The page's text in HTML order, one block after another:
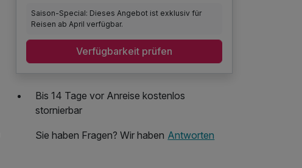
Saison-Special: Dieses Angebot ist exklusiv für
Reisen ab April verfügbar.
Verfügbarkeit prüfen
Bis 14 Tage vor Anreise kostenlos
stornierbar
Sie haben Fragen? Wir haben Antworten